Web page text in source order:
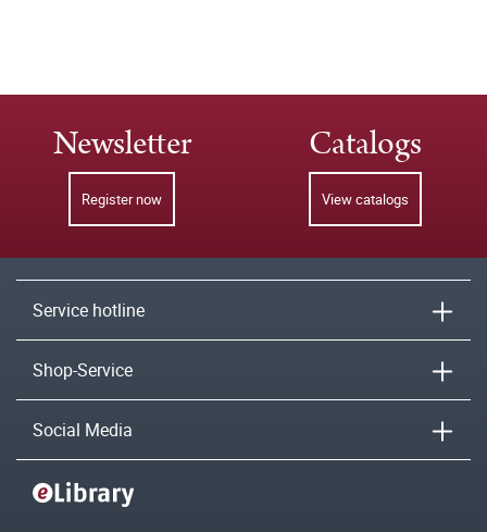
Newsletter
Register now
Catalogs
View catalogs
Service hotline
Shop-Service
Social Media